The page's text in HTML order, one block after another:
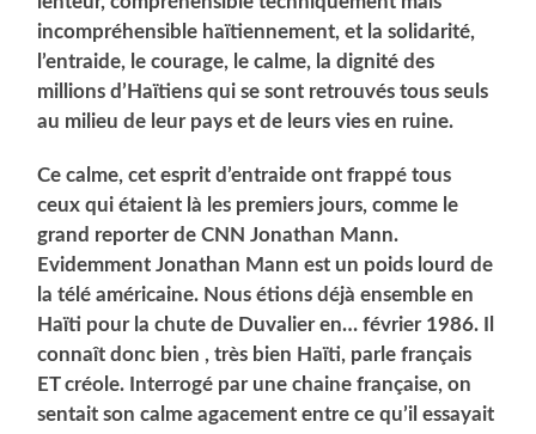
incompréhensible haïtiennement, et la solidarité,
l’entraide, le courage, le calme, la dignité des
millions d’Haïtiens qui se sont retrouvés tous seuls
au milieu de leur pays et de leurs vies en ruine.
Ce calme, cet esprit d’entraide ont frappé tous
ceux qui étaient là les premiers jours, comme le
grand reporter de CNN Jonathan Mann.
Evidemment Jonathan Mann est un poids lourd de
la télé américaine. Nous étions déjà ensemble en
Haïti pour la chute de Duvalier en… février 1986. Il
connaît donc bien , très bien Haïti, parle français
ET créole. Interrogé par une chaine française, on
sentait son calme agacement entre ce qu’il essayait